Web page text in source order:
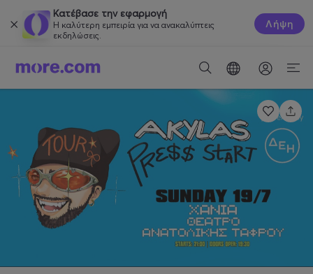
Κατέβασε την εφαρμογή
Η καλύτερη εμπειρία για να ανακαλύπτεις
εκδηλώσεις.
Λήψη